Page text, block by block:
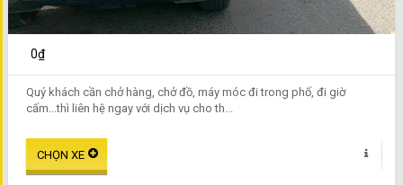
0₫
Quý khách cần chở hàng, chở đồ, máy móc đi trong phố, đi giờ
cấm...thì liên hệ ngay với dịch vụ cho th...